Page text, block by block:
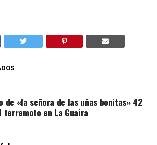
de «la señora de las uñas bonitas» 42
terremoto en La Guaira